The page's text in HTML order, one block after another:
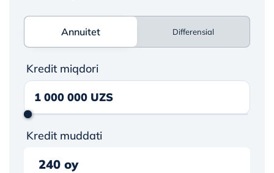
Annuitet Differensial
Annuitet
Kredit miqdori
Kredit muddati
240 oy